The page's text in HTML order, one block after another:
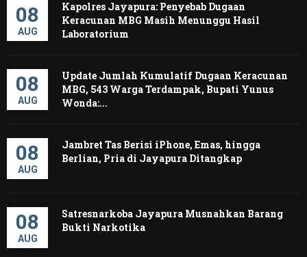
08
AUG
Kapolres Jayapura: Penyebab Dugaan
Keracunan MBG Masih Menunggu Hasil
Laboratorium
08
AUG
Update Jumlah Kumulatif Dugaan Keracunan
MBG, 543 Warga Terdampak, Bupati Yunus
Wonda:...
08
AUG
Jambret Tas Berisi iPhone, Emas, hingga
Berlian, Pria di Jayapura Ditangkap
08
AUG
Satresnarkoba Jayapura Musnahkan Barang
Bukti Narkotika